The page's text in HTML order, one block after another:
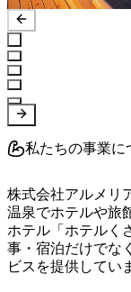
私たちの事業に
株式会社アルメリ
温泉でホテルや旅
ホテル「ホテルく
事・宿泊だけでな
ビスを提供してい